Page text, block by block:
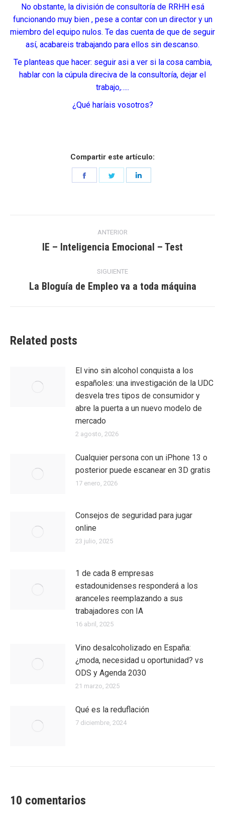
No obstante, la división de consultoría de RRHH esá
funcionando muy bien , pese a contar con un director y un
miembro del equipo nulos. Te das cuenta de que de seguir
así, acabareis trabajando para ellos sin descanso.
Te planteas que hacer: seguir asi a ver si la cosa cambia,
hablar con la cúpula direciva de la consultoría, dejar el
trabajo,…..
¿Qué haríais vosotros?
Compartir este artículo:
Share
entre
ANTERIOR
Entrada
IE – Inteligencia Emocional – Test
SIGUIENTE
Entrada
La Bloguía de Empleo va a toda máquina
Related posts
El vino sin alcohol conquista a los
españoles: una investigación de la UDC
desvela tres tipos de consumidor y
abre la puerta a un nuevo modelo de
mercado
2 agosto, 2026
Cualquier persona con un iPhone 13 o
posterior puede escanear en 3D gratis
17 enero, 2026
Consejos de seguridad para jugar
online
23 julio, 2025
1 de cada 8 empresas
estadounidenses responderá a los
aranceles reemplazando a sus
trabajadores con IA
16 abril, 2025
Vino desalcoholizado en España:
¿moda, necesidad u oportunidad? vs
ODS y Agenda 2030
21 marzo, 2025
Qué es la reduflación
7 diciembre, 2024
10 comentarios